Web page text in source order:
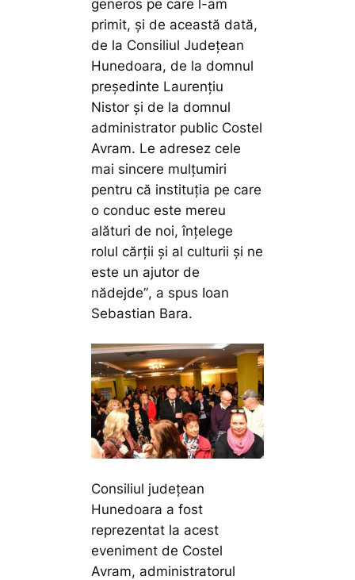
generos pe care l-am
primit, și de această dată,
de la Consiliul Județean
Hunedoara, de la domnul
președinte Laurențiu
Nistor și de la domnul
administrator public Costel
Avram. Le adresez cele
mai sincere mulțumiri
pentru că instituția pe care
o conduc este mereu
alături de noi, înțelege
rolul cărții și al culturii și ne
este un ajutor de
nădejde”, a spus Ioan
Sebastian Bara.
Consiliul județean
Hunedoara a fost
reprezentat la acest
eveniment de Costel
Avram, administratorul